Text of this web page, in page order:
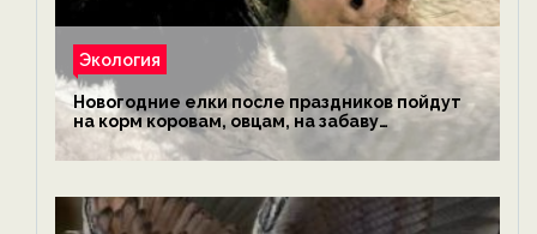
Экология
Новогодние елки после праздников пойдут
на корм коровам, овцам, на забаву
обезьянам, львам и леопардам — новости
экологии на ECOportal